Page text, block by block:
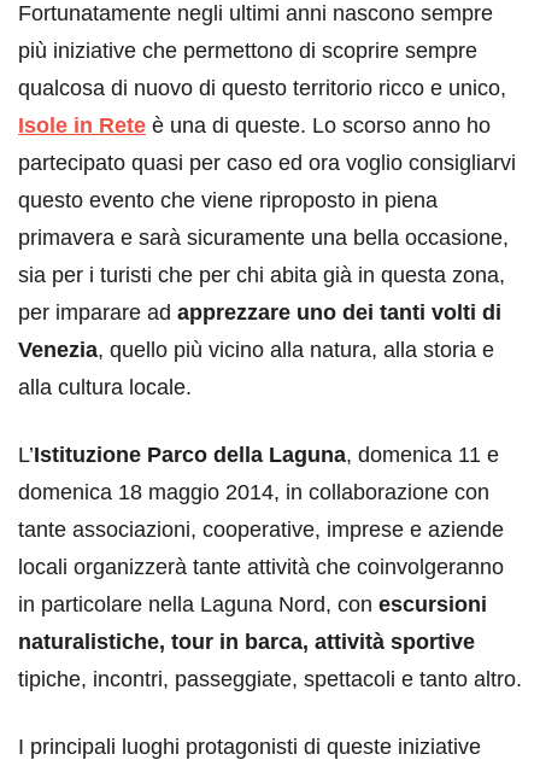
Fortunatamente negli ultimi anni nascono sempre
più iniziative che permettono di scoprire sempre
qualcosa di nuovo di questo territorio ricco e unico,
Isole in Rete è una di queste. Lo scorso anno ho
partecipato quasi per caso ed ora voglio consigliarvi
questo evento che viene riproposto in piena
primavera e sarà sicuramente una bella occasione,
sia per i turisti che per chi abita già in questa zona,
per imparare ad apprezzare uno dei tanti volti di
Venezia, quello più vicino alla natura, alla storia e
alla cultura locale.
L’Istituzione Parco della Laguna, domenica 11 e
domenica 18 maggio 2014, in collaborazione con
tante associazioni, cooperative, imprese e aziende
locali organizzerà tante attività che coinvolgeranno
in particolare nella Laguna Nord, con escursioni
naturalistiche, tour in barca, attività sportive
tipiche, incontri, passeggiate, spettacoli e tanto altro.
I principali luoghi protagonisti di queste iniziative